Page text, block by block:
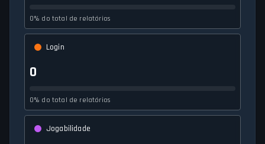
0% do total de relatórios
Login
0
0% do total de relatórios
Jogabilidade